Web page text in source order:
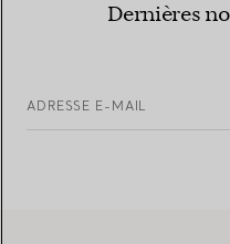
Dernières
ADRESSE E-MAIL